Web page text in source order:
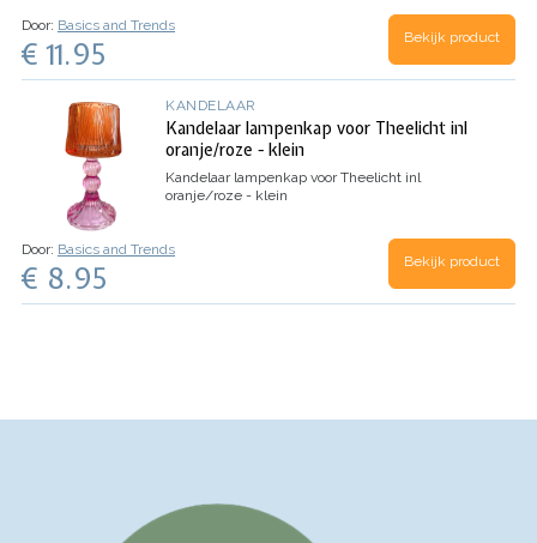
er een aantal kandelaartjes in verschillende
Door: Basics and Trends
€ 11.95 Bekijk product
KANDELAAR
Kandelaar lampenkap voor Theelicht inl
oranje/roze - klein
Kandelaar lampenkap voor Theelicht inl
oranje/roze - klein
Door: Basics and Trends
€ 8.95 Bekijk product